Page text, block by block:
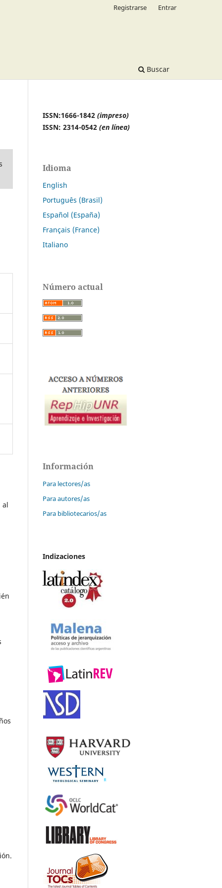
Buscar
Registrarse Entrar
al
ISSN:1666-1842 (impreso)
ISSN: 2314-0542 (en línea)
Idioma
English
Português (Brasil)
Español (España)
Français (France)
Italiano
Número actual
Información
Para lectores/as
Para autores/as
Para bibliotecarios/as
Indizaciones